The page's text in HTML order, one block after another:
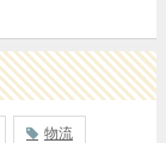
物流